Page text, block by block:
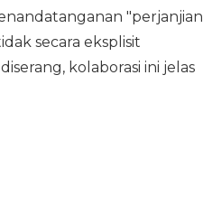
"perjanjian
secara eksplisit
kolaborasi ini jelas